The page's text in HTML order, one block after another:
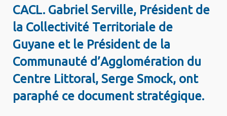
CACL. Gabriel Serville, Président de
la Collectivité Territoriale de
Guyane et le Président de la
Communauté d’Agglomération du
Centre Littoral, Serge Smock, ont
paraphé ce document stratégique.